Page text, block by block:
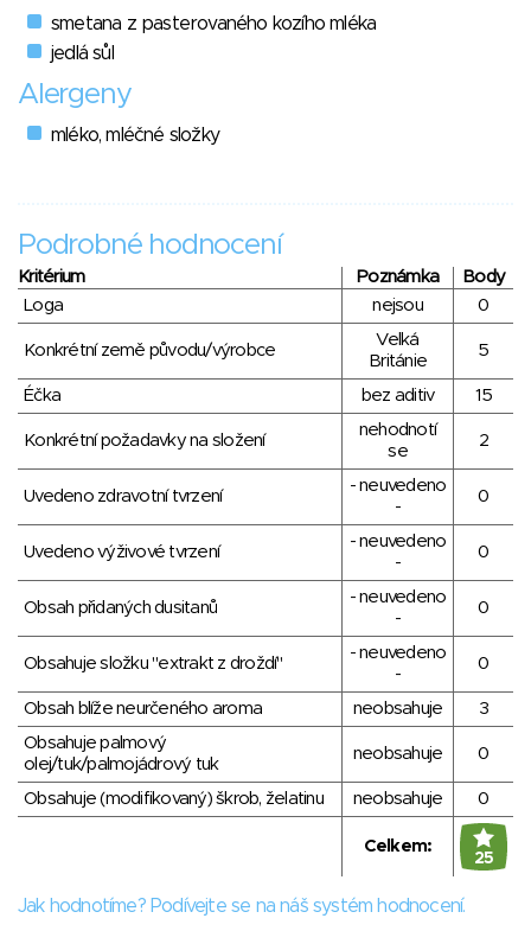
smetana z pasterovaného kozího mléka
jedlá sůl
Alergeny
mléko, mléčné složky
Podrobné hodnocení
Kritérium Poznámka
Body
Loga
nejsou 0
Konkrétní země původu/výrobce
Velká
Británie
5
Éčka bez aditiv 15
Konkrétní požadavky na složení
nehodnotí
se
2
Uvedeno zdravotní tvrzení
- neuvedeno
-
0
Uvedeno výživové tvrzení
- neuvedeno
-
0
Obsah přidaných dusitanů
- neuvedeno
-
0
Obsahuje složku "extrakt z droždí"
- neuvedeno
-
0
Obsah blíže neurčeného aroma neobsahuje
3
Obsahuje palmový
olej/tuk/palmojádrový tuk
neobsahuje 0
Obsahuje (modifikovaný) škrob, želatinu neobsahuje 0
Celkem:
25
Jak hodnotíme? Podívejte se na náš systém hodnocení.